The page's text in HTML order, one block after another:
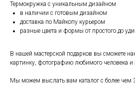
Термокружка с уникальным дизайном⠀
в наличии с готовым дизайном⠀
доставка по Майкопу курьером⠀
разные цвета и формы от простого до
В нашей мастерской подарков вы сможете
картинку, фотографию любимого человека и
Мы можем выслать вам каталог с более чем